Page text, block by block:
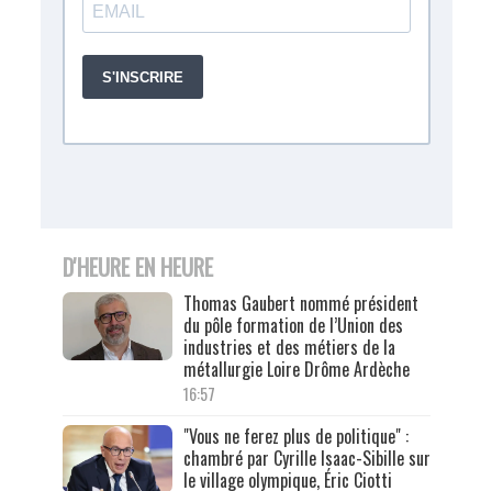
D'HEURE EN HEURE
Thomas Gaubert nommé président
du pôle formation de l’Union des
industries et des métiers de la
métallurgie Loire Drôme Ardèche
16:57
"Vous ne ferez plus de politique" :
chambré par Cyrille Isaac-Sibille sur
le village olympique, Éric Ciotti